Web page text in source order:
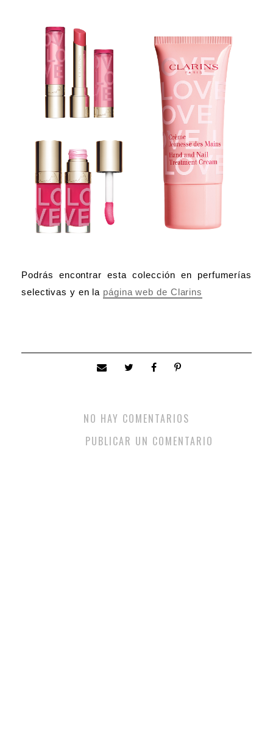
Podrás encontrar esta colección en perfumerías
selectivas y en la página web de Clarins
NO HAY COMENTARIOS
PUBLICAR UN COMENTARIO